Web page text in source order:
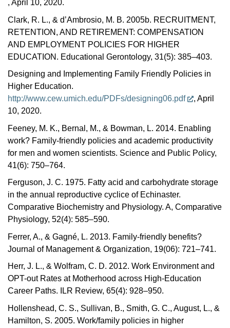
, April 10, 2020.
Clark, R. L., & d’Ambrosio, M. B. 2005b. RECRUITMENT,
RETENTION, AND RETIREMENT: COMPENSATION
AND EMPLOYMENT POLICIES FOR HIGHER
EDUCATION. Educational Gerontology, 31(5): 385–403.
Designing and Implementing Family Friendly Policies in
Higher Education.
http://www.cew.umich.edu/PDFs/designing06.pdf
, April
10, 2020.
Feeney, M. K., Bernal, M., & Bowman, L. 2014. Enabling
work? Family-friendly policies and academic productivity
for men and women scientists. Science and Public Policy,
41(6): 750–764.
Ferguson, J. C. 1975. Fatty acid and carbohydrate storage
in the annual reproductive cyclice of Echinaster.
Comparative Biochemistry and Physiology. A, Comparative
Physiology, 52(4): 585–590.
Ferrer, A., & Gagné, L. 2013. Family-friendly benefits?
Journal of Management & Organization, 19(06): 721–741.
Herr, J. L., & Wolfram, C. D. 2012. Work Environment and
OPT-out Rates at Motherhood across High-Education
Career Paths. ILR Review, 65(4): 928–950.
Hollenshead, C. S., Sullivan, B., Smith, G. C., August, L., &
Hamilton, S. 2005. Work/family policies in higher